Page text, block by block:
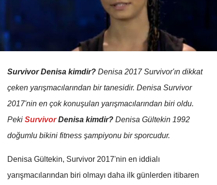
Survivor Denisa kimdir? Denisa 2017 Survivor'ın dikkat
çeken yarışmacılarından bir tanesidir. Denisa Survivor
2017'nin en çok konuşulan yarışmacılarından biri oldu.
Peki SurvivorDenisa kimdir? Denisa Gültekin 1992
doğumlu bikini fitness şampiyonu bir sporcudur.
Denisa Gültekin, Survivor 2017'nin en iddialı
yarışmacılarından biri olmayı daha ilk günlerden itibaren